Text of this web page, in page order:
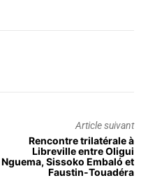
Article suivant
Rencontre trilatérale à
Libreville entre Oligui
Nguema, Sissoko Embaló et
Faustin-Touadéra